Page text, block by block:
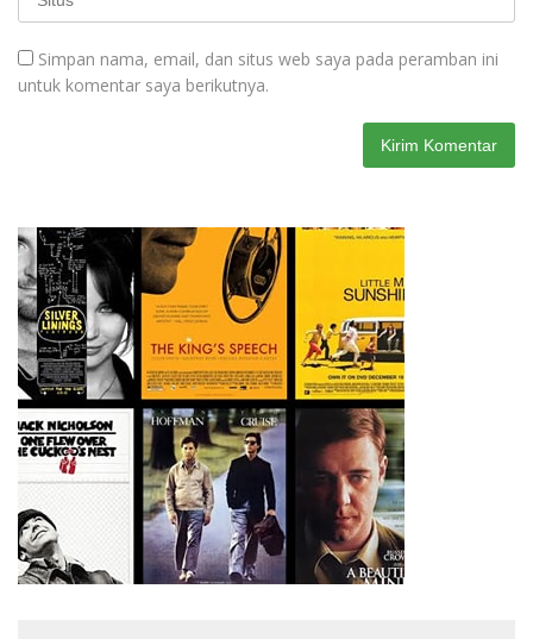
Simpan nama, email, dan situs web saya pada peramban ini
untuk komentar saya berikutnya.